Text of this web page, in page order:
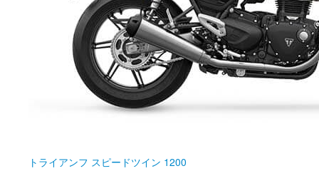
トライアンフ スピードツイン 1200